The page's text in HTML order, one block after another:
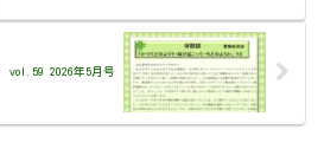
vol.59 2026年5月号